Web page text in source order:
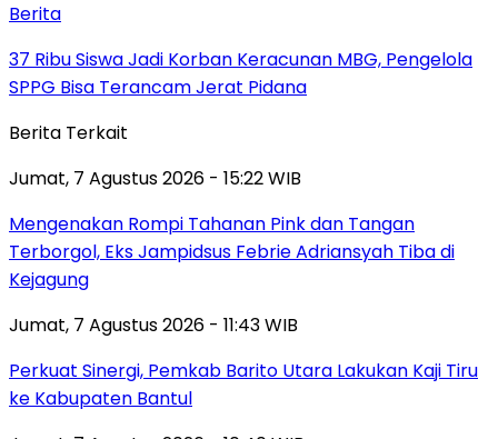
Berita
37 Ribu Siswa Jadi Korban Keracunan MBG, Pengelola
SPPG Bisa Terancam Jerat Pidana
Berita Terkait
Jumat, 7 Agustus 2026 - 15:22 WIB
Mengenakan Rompi Tahanan Pink dan Tangan
Terborgol, Eks Jampidsus Febrie Adriansyah Tiba di
Kejagung
Jumat, 7 Agustus 2026 - 11:43 WIB
Perkuat Sinergi, Pemkab Barito Utara Lakukan Kaji Tiru
ke Kabupaten Bantul